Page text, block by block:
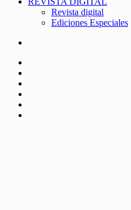
Revista digital
Ediciones Especiales